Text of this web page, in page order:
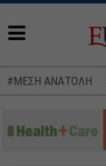
#ΜΕΣΗ ΑΝΑΤΟΛΗ